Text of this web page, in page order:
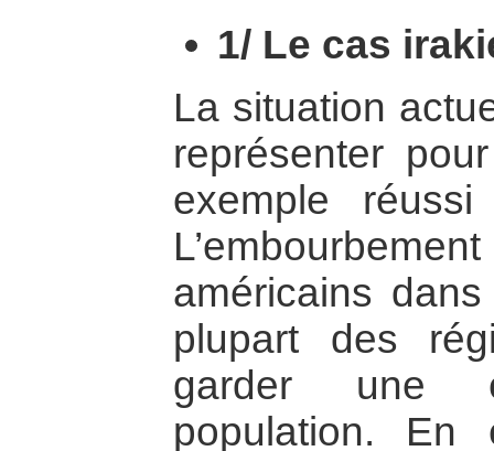
1/ Le cas
La situation
représenter
exemple
américains
plupart des
garder une
population.